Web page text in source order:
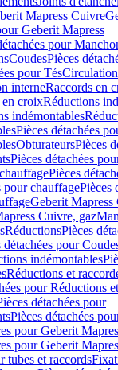
Mapress Cuivre
Geberit Mapress
pour
CoudesPièces
pour Tés
interneRaccords en
en croixRéductions
indémontables
Pièces détachées
ObturateursPièces
Pièces détachées
Pièces
pour chauffagePièces
Geberit Mapress
Cuivre, gaz
RéductionsPièces
détachées pour
indémontables
Réductions et
pour Réductions
détachées pour
Pièces détachées
pour Geberit
pour Geberit
tubes et raccords